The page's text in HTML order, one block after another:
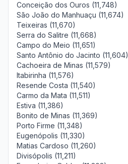
Conceição dos Ouros (11,748)
São João do Manhuaçu (11,674)
Teixeiras (11,670)
Serra do Salitre (11,668)
Campo do Meio (11,651)
Santo Antônio do Jacinto (11,604)
Cachoeira de Minas (11,579)
Itabirinha (11,576)
Resende Costa (11,540)
Carmo da Mata (11,511)
Estiva (11,386)
Bonito de Minas (11,369)
Porto Firme (11,348)
Eugenópolis (11,330)
Matias Cardoso (11,260)
Divisópolis (11,211)